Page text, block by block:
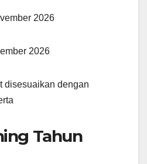
2026
2026
disesuaikan dengan
Tahun